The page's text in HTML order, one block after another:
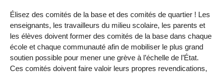
Élisez des comités de la base et des comités de quartier ! Les
enseignants, les travailleurs du milieu scolaire, les parents et
les élèves doivent former des comités de la base dans chaque
école et chaque communauté afin de mobiliser le plus grand
soutien possible pour mener une grève à l’échelle de l’État.
Ces comités doivent faire valoir leurs propres revendications,